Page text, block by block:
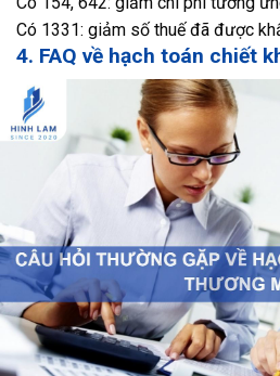
Có 1331: giảm số thuế đã được
4. FAQ về hạch toán chiết